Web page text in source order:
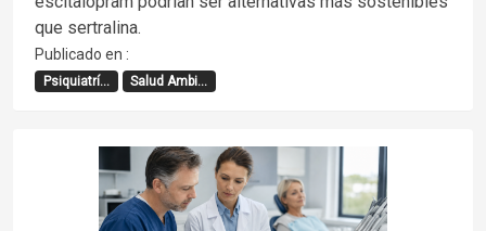
que sertralina.
Publicado en :
Psiquiatrí... Salud Ambi...